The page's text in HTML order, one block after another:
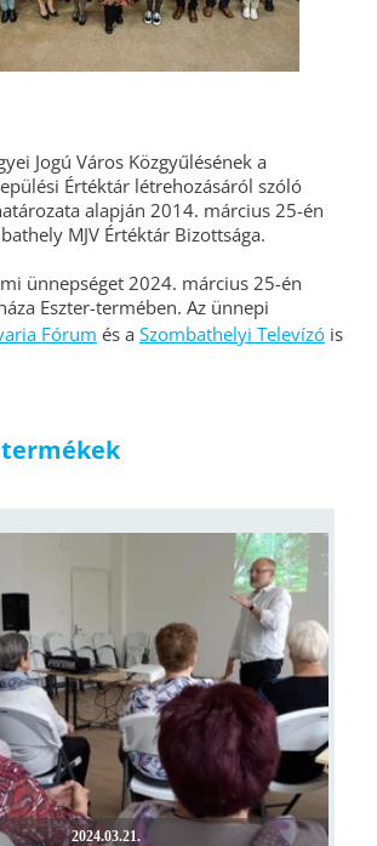
Jogú Város Közgyűlésének a
Értéktár létrehozásáról szóló
alapján 2014. március 25-én
MJV Értéktár Bizottsága.
ünnepséget 2024. március 25-én
Eszter-termében. Az ünnepi
Fórum és a Szombathelyi Televízó is
termékek
2024.03.21.